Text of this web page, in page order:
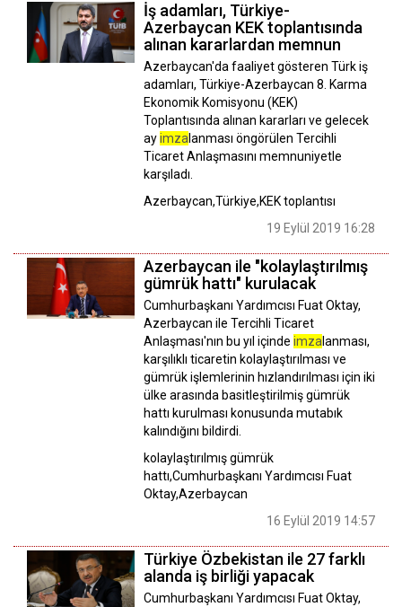
İş adamları, Türkiye-
Azerbaycan KEK toplantısında
alınan kararlardan memnun
Azerbaycan'da faaliyet gösteren Türk iş
adamları, Türkiye-Azerbaycan 8. Karma
Ekonomik Komisyonu (KEK)
Toplantısında alınan kararları ve gelecek
ayimza lanması öngörülen Tercihli
Ticaret Anlaşmasını memnuniyetle
karşıladı.
Azerbaycan,Türkiye,KEK toplantısı
19 Eylül 2019 16:28
Azerbaycan ile "kolaylaştırılmış
gümrük hattı" kurulacak
Cumhurbaşkanı Yardımcısı Fuat Oktay,
Azerbaycan ile Tercihli Ticaret
Anlaşması'nın bu yıl içinde imza lanması,
karşılıklı ticaretin kolaylaştırılması ve
gümrük işlemlerinin hızlandırılması için iki
ülke arasında basitleştirilmiş gümrük
hattı kurulması konusunda mutabık
kalındığını bildirdi.
kolaylaştırılmış gümrük
hattı,Cumhurbaşkanı Yardımcısı Fuat
Oktay,Azerbaycan
16 Eylül 2019 14:57
Türkiye Özbekistan ile 27 farklı
alanda iş birliği yapacak
Cumhurbaşkanı Yardımcısı Fuat Oktay,